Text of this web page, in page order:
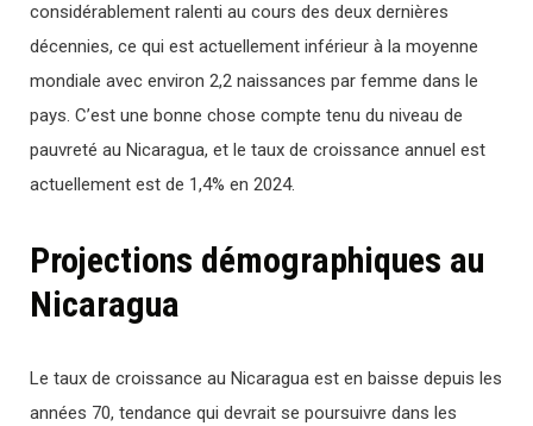
considérablement ralenti au cours des deux dernières
décennies, ce qui est actuellement inférieur à la moyenne
mondiale avec environ 2,2 naissances par femme dans le
pays. C’est une bonne chose compte tenu du niveau de
pauvreté au Nicaragua, et le taux de croissance annuel est
actuellement est de 1,4% en 2024.
Projections démographiques au
Nicaragua
Le taux de croissance au Nicaragua est en baisse depuis les
années 70, tendance qui devrait se poursuivre dans les